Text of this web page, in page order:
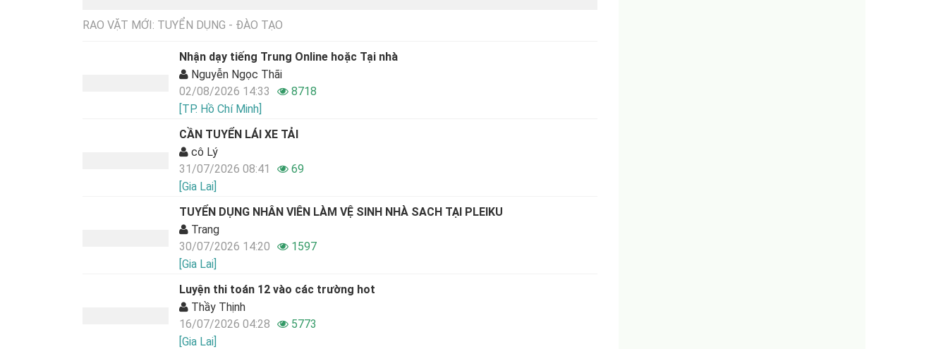
RAO VẶT MỚI: TUYỂN DỤNG - ĐÀO TẠO
Nhận dạy tiếng Trung Online hoặc Tại nhà
Nguyễn Ngọc Thãi
02/08/2026 14:33
8718
[TP. Hồ Chí Minh]
CẦN TUYỂN LÁI XE TẢI
cô Lý
31/07/2026 08:41
69
[Gia Lai]
TUYỂN DỤNG NHÂN VIÊN LÀM VỆ SINH NHÀ SACH TẠI PLEIKU
Trang
30/07/2026 14:20
1597
[Gia Lai]
Luyện thi toán 12 vào các trường hot
Thầy Thịnh
16/07/2026 04:28
5773
[Gia Lai]